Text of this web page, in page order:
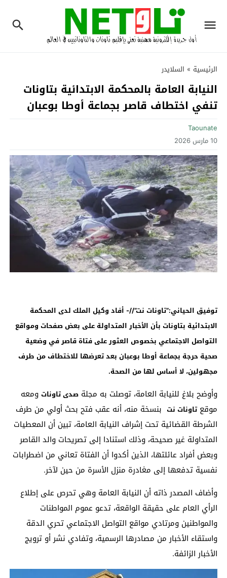
الرئيسية » السلايدر
النيابة العامة بالمحكمة الابتدائية بتاونات
تنفي اختطاف قاصر بجماعة أوطا بوعبان
Taounate
10 مارس 2026
توفيق الحياني:”تاونات نت”//- أفاد وكيل الملك لدى المحكمة
الابتدائية بتاونات بأن الأخبار المتداولة على بعض صفحات ومواقع
التواصل الاجتماعي بخصوص العثور على فتاة قاصر في وضعية
صحية حرجة بجماعة أوطا بوعبان بعد تعرضها للاختطاف من طرف
مجهولين، لا أساس لها من الصحة.
وأوضح بلاغ للنيابة العامة، توصلت به مجلة صدى تاوناتومعه
موقع تاونات نتبنسخة منه، أنه عقب فتح بحث أولي من طرف
الشرطة القضائية تحت إشراف النيابة العامة، تبين أن المعطيات
المتداولة غير صحيحة، وذلك استنادا إلى تصريحات والد القاصر
وبعض أفراد عائلتها، الذين أكدوا أن الفتاة تعاني من اضطرابات
نفسية تدفعها إلى مغادرة منزل الأسرة من حين لآخر.
وأضاف المصدر ذاته أن النيابة العامة وهي تحرص على إطلاع
الرأي العام على حقيقة الواقعة، تدعو عموم المواطنات
والمواطنين ومرتادي مواقع التواصل الاجتماعي تحري الدقة
واستقاء الأخبار من مصادرها الرسمية، وتفادي نشر أو ترويج
الأخبار الزائفة.